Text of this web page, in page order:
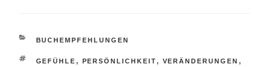
KATEGORIEN
BUCHEMPFEHLUNGEN
SCHLAGWÖRTER
GEFÜHLE , PERSÖNLICHKEIT, VERÄNDERUNGEN ,